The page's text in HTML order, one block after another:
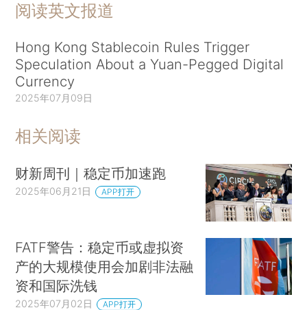
阅读英文报道
Hong Kong Stablecoin Rules Trigger
Speculation About a Yuan-Pegged Digital
Currency
2025年07月09日
相关阅读
财新周刊｜稳定币加速跑
2025年06月21日 APP打开
FATF警告：稳定币或虚拟资
产的大规模使用会加剧非法融
资和国际洗钱
2025年07月02日 APP打开